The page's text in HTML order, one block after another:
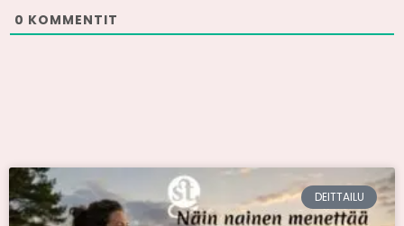
0 KOMMENTIT
DEITTAILU